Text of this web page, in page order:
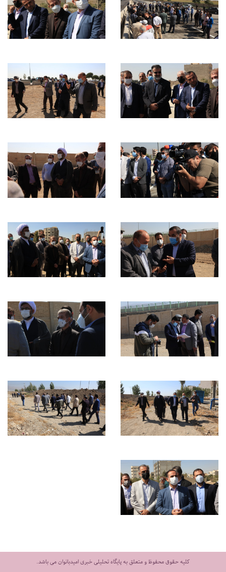
کلیه حقوق محفوظ و متعلق به پایگاه تحلیلی خبری امیدبانوان می باشد.